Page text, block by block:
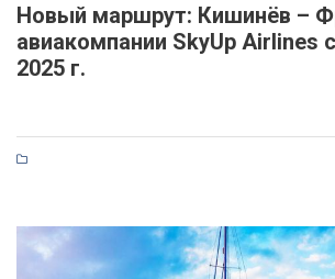
Новый маршрут: Кишинёв –
авиакомпании SkyUp Airlines
2025 г.